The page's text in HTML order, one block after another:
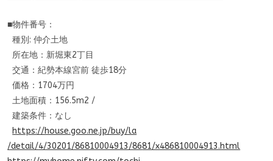
■物件番号：
種別: 仲介土地
所在地：新堀東2丁目
交通：紀勢本線宮前 徒歩18分
価格：1704万円
土地面積：156.5m2 /
建築条件：なし
https://house.goo.ne.jp/buy/la
/detail/4/30201/86810004913/8681/x486810004913.html